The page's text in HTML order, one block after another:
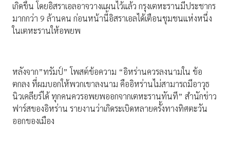
เกิดขึ้น โดยอิสราเอลอาจวางแผนไว้แล้ว กรุงเตหะรานมีประชากร
มากกว่า 9 ล้านคน ก่อนหน้านี้อิสราเอลได้เตือนชุมชนแห่งหนึ่ง
ในเตหะรานให้อพยพ
หลังจาก”ทรัมป์” โพสต์ข้อความ “อิหร่านควรลงนามใน ข้อ
ตกลง ที่ผมบอกให้พวกเขาลงนาม คืออิหร่านไม่สามารถมีอาวุธ
นิวเคลียร์ได้ ทุกคนควรอพยพออกจากเตหะรานทันที” สำนักข่าว
ฟาร์สของอิหร่าน รายงานว่าเกิดระเบิดหลายครั้งทางทิศตะวัน
ออกของเมือง